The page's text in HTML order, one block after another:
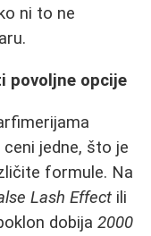
ni to ne
povoljne opcije
jedne, što je
formule. Na
Lash Effect ili
dobija 2000